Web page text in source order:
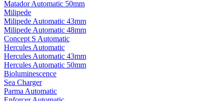
Matador Automatic 50mm
Milipede
Milipede Automatic 43mm
Milipede Automatic 48mm
Concept S Automatic
Hercules Automatic
Hercules Automatic 43mm
Hercules Automatic 50mm
Bioluminescence
Sea Charger
Parma Automatic